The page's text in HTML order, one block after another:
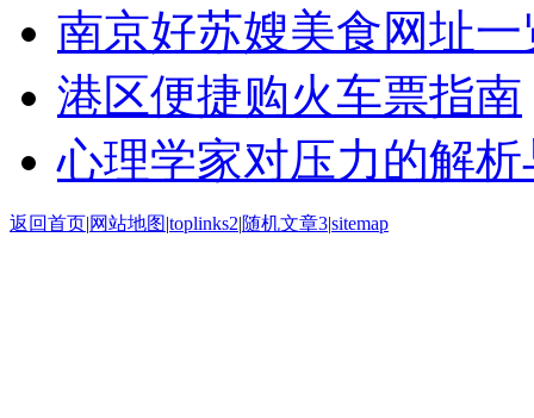
南京好苏嫂美食网址一
港区便捷购火车票指南
心理学家对压力的解
返回首页|网站地图|toplinks2|随机文章3|sitemap